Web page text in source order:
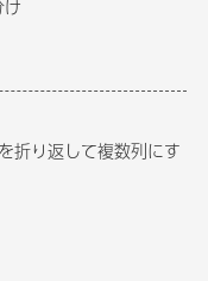
折り返して複数列にす